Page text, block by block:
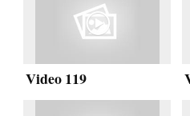
Video 119